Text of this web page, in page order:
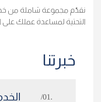
نقدّم مجموعة شاملة من
التحتية لمساعدة عملك على
خبرتنا
.01/